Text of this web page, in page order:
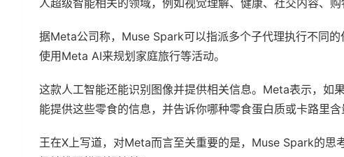
人超级智能相关的领域，例如视觉理解、健康、社交内容、购
据Meta公司称，Muse Spark可以指派多个子代理执行不同
使用Meta AI来规划家庭旅行等活动。
这款人工智能还能识别图像并提供相关信息。Meta表示，如
能提供这些零食的信息，并告诉你哪种零食蛋白质或卡路里含
王在X上写道，对Meta而言至关重要的是，Muse Spark的